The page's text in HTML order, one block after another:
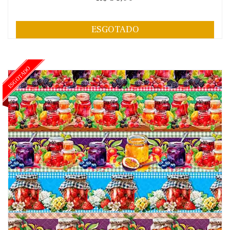
ESGOTADO
ESGOTADO